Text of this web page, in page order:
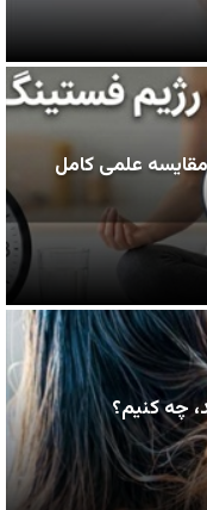
علمی کامل
چه کنیم؟